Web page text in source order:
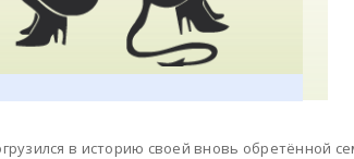
в историю своей вновь обретённой